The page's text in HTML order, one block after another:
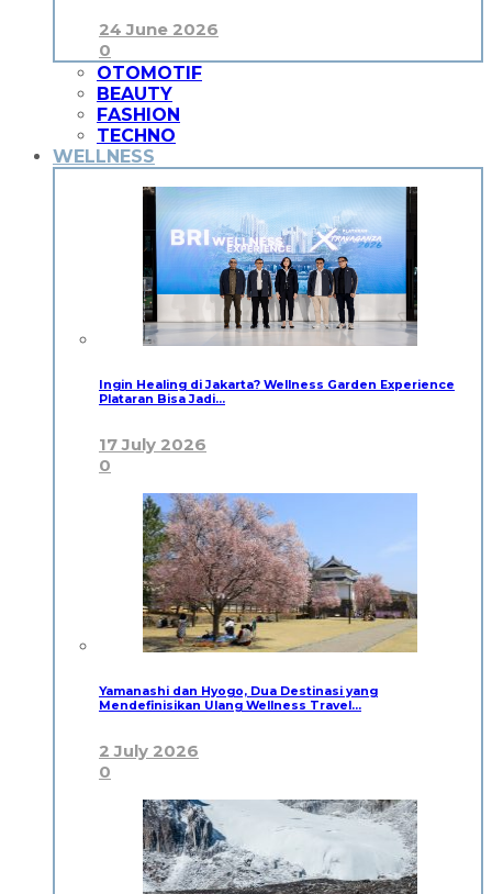
24 June 2026
0
OTOMOTIF
BEAUTY
FASHION
TECHNO
WELLNESS
Ingin Healing di Jakarta? Wellness Garden Experience
Plataran Bisa Jadi…
17 July 2026
0
Yamanashi dan Hyogo, Dua Destinasi yang
Mendefinisikan Ulang Wellness Travel…
2 July 2026
0